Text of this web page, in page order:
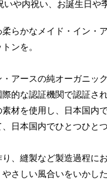
いや内祝い、お誕生日や
らかなメイド・イン・
ンを。
・アースの純オーガニッ
的な認証機関で認証さ
材を使用し、日本国内
日本国内でひとつひと
、縫製など製造過程に
やさしい風合いをいかし